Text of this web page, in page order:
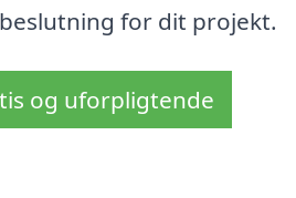
for dit projekt.
og uforpligtende